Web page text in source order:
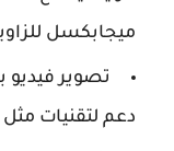
ميجابكسل
دعم لتقنيات مثل HDR10+ و EIS.